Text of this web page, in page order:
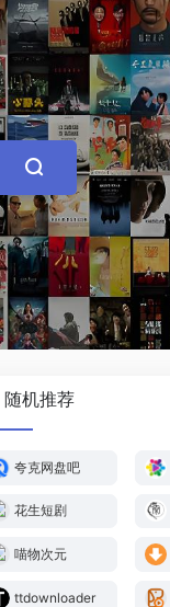
随机推荐
夸克网盘吧
花生短剧
喵物次元
ttdownloader